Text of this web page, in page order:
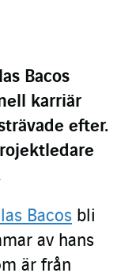
Bacos
karriär
efter.
Bacos bli
av hans
är från